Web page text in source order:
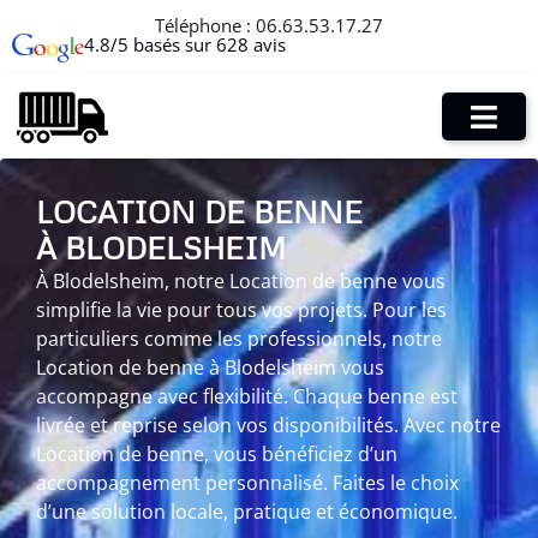
Téléphone : 06.63.53.17.27
4.8/5 basés sur 628 avis
LOCATION DE BENNE
À BLODELSHEIM
À Blodelsheim, notre Location de benne vous
simplifie la vie pour tous vos projets. Pour les
particuliers comme les professionnels, notre
Location de benne à Blodelsheim vous
accompagne avec flexibilité. Chaque benne est
livrée et reprise selon vos disponibilités. Avec notre
Location de benne, vous bénéficiez d’un
accompagnement personnalisé. Faites le choix
d’une solution locale, pratique et économique.